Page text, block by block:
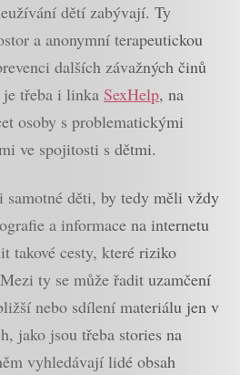
dětí zabývají. Ty
a anonymní terapeutickou
dalších závažných činů
třeba i linka SexHelp, na
osoby s problematickými
ve spojitosti s dětmi.
samotné děti, by tedy měli vždy
a informace na internetu
takové cesty, které riziko
ty se může řadit uzamčení
nebo sdílení materiálu jen v
jako jsou třeba stories na
vyhledávají lidé obsah